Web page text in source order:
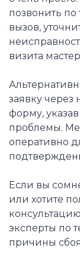
позвонить
вызов,
визита
заявку через
форму,
проблемы.
оперативно
Если вы
или хотите
эксперты по
причины